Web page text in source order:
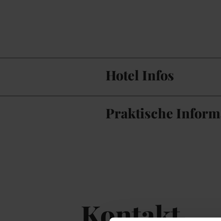
Hotel Infos
Praktische